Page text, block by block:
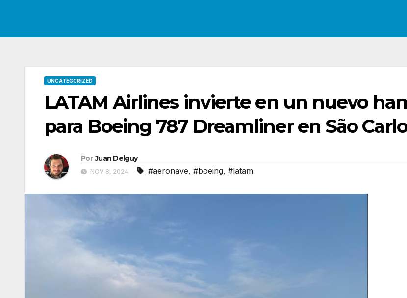
UNCATEGORIZED
LATAM Airlines invierte en un nuevo
para Boeing 787 Dreamliner en São
Por Juan Delguy
NOV 8, 2024 #aeronave, #boeing, #latam